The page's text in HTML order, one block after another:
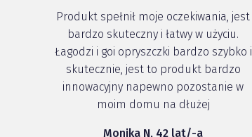
Produkt spełnił moje oczekiwania, jest
bardzo skuteczny i łatwy w użyciu.
Łagodzi i goi opryszczki bardzo szybko i
skutecznie, jest to produkt bardzo
innowacyjny napewno pozostanie w
moim domu na dłużej
Monika N, 42 lat/-a